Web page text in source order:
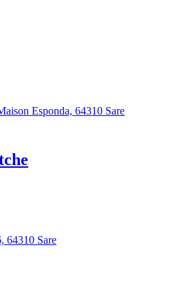
Esponda, 64310 Sare
64310 Sare